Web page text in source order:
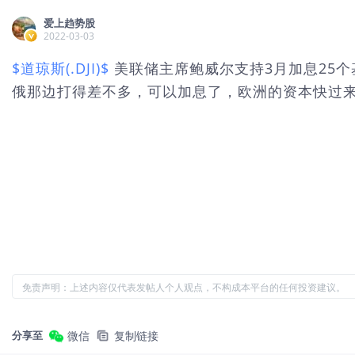
爱上趋势股
2022-03-03
$道琼斯(.DJI)$ 美联储主席鲍威尔支持3月加息25
俄那边打得差不多，可以加息了，欧洲的资本快过
免责声明：上述内容仅代表发帖人个人观点，不构成本平台的任何投资建议。
分享至 微信 复制链接